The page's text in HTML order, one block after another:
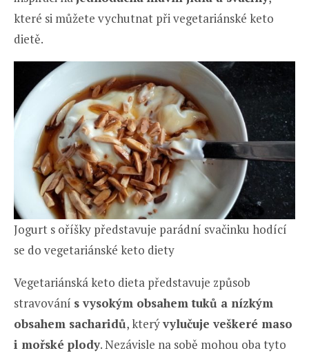
které si můžete vychutnat při vegetariánské keto
dietě.
Jogurt s oříšky představuje parádní svačinku hodící
se do vegetariánské keto diety
Vegetariánská keto dieta představuje způsob
stravování s vysokým obsahem tuků a nízkým
obsahem sacharidů, kterývylučuje veškeré maso
i mořské plody. Nezávisle na sobě mohou oba tyto